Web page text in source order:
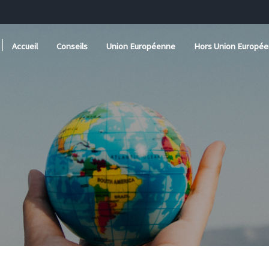
Accueil Conseils Union Européenne Hors Union